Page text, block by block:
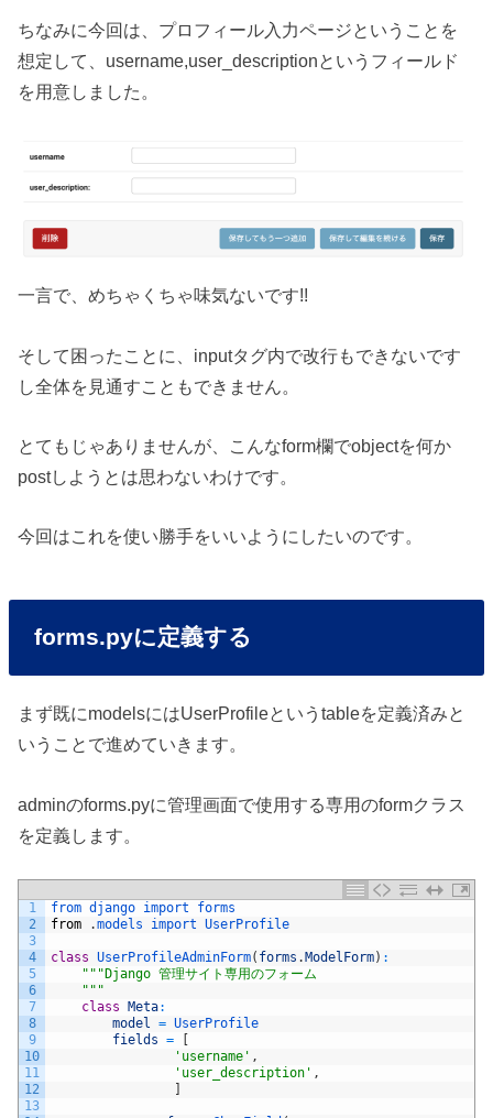
ちなみに今回は、プロフィール入力ページということを
想定して、username,user_descriptionというフィールド
を用意しました。
一言で、めちゃくちゃ味気ないです!!
そして困ったことに、inputタグ内で改行もできないです
し全体を見通すこともできません。
とてもじゃありませんが、こんなform欄でobjectを何か
postしようとは思わないわけです。
今回はこれを使い勝手をいいようにしたいのです。
forms.pyに定義する
まず既にmodelsにはUserProfileというtableを定義済みと
いうことで進めていきます。
adminのforms.pyに管理画面で使用する専用のformクラス
を定義します。
1
2
3
4
5
6
7
8
9
10
11
12
13
from django import forms
from
.models import UserProfile
class UserProfileAdminForm( forms . ModelForm) :
"" "Django 管理サイト専用のフォーム
" ""
class
Meta:
model
= UserProfile
fields
=
'username' ,
'user_description' ,